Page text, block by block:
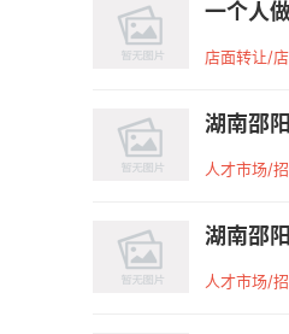
一个人
店面转让/
湖南邵
人才市场/
湖南邵
人才市场/